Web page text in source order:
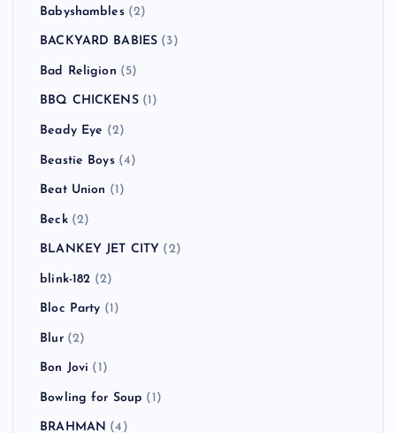
Babyshambles(2)
BACKYARD BABIES (3)
Bad Religion (5)
BBQ CHICKENS(1)
Beady Eye (2)
Beastie Boys(4)
Beat Union (1)
Beck(2)
BLANKEY JET CITY (2)
blink-182 (2)
Bloc Party (1)
Blur(2)
Bon Jovi (1)
Bowling for Soup (1)
BRAHMAN (4)